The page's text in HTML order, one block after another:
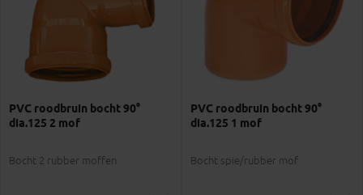
PVC roodbruin bocht 90°
dia.125 2 mof
Bocht 2 rubber moffen
PVC roodbruin bocht 90°
dia.125 1 mof
Bocht spie/rubber mof